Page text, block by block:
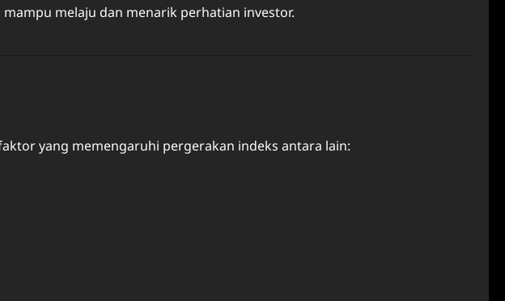
melaju dan menarik perhatian investor.
yang memengaruhi pergerakan indeks antara lain: